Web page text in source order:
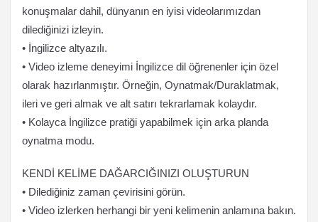
konuşmalar dahil, dünyanın en iyisi videolarımızdan
dilediğinizi izleyin.
• İngilizce altyazılı.
• Video izleme deneyimi İngilizce dil öğrenenler için özel
olarak hazırlanmıştır. Örneğin, Oynatmak/Duraklatmak,
ileri ve geri almak ve alt satırı tekrarlamak kolaydır.
• Kolayca İngilizce pratiği yapabilmek için arka planda
oynatma modu.
KENDİ KELİME DAĞARCIĞINIZI OLUŞTURUN
• Dilediğiniz zaman çevirisini görün.
• Video izlerken herhangi bir yeni kelimenin anlamına bakın.